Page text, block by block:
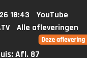
18:43
YouTube
Alle afleveringen
Afl. 87